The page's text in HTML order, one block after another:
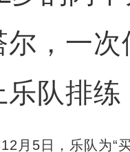
尔，一
乐队排